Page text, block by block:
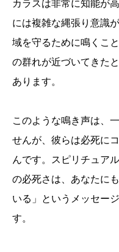
カラスは非常に知能が
には複雑な縄張り意識
域を守るために鳴くこ
の群れが近づいてきた
あります。
このような鳴き声は、
せんが、彼らは必死に
んです。スピリチュア
の必死さは、あなたに
いる」というメッセー
す。